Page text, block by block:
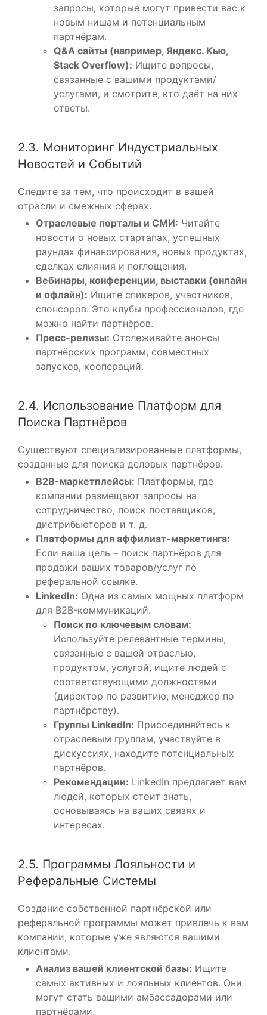
запросы, которые могут привести вас к
новым нишам и потенциальным
партнёрам.
Q&A сайты (например, Яндекс. Кью,
Stack Overflow): Ищите вопросы,
связанные с вашими продуктами/
услугами, и смотрите, кто даёт на них
ответы.
2.3. Мониторинг Индустриальных
Новостей и Событий
Следите за тем, что происходит в вашей
отрасли и смежных сферах.
Отраслевые порталы и СМИ: Читайте
новости о новых стартапах, успешных
раундах финансирования, новых продуктах,
сделках слияния и поглощения.
Вебинары, конференции, выставки (онлайн
и офлайн): Ищите спикеров, участников,
спонсоров. Это клубы профессионалов, где
можно найти партнёров.
Пресс-релизы: Отслеживайте анонсы
партнёрских программ, совместных
запусков, коопераций.
2.4. Использование Платформ для
Поиска Партнёров
Существуют специализированные платформы,
созданные для поиска деловых партнёров.
B2B-маркетплейсы: Платформы, где
компании размещают запросы на
сотрудничество, поиск поставщиков,
дистрибьюторов и т. д.
Платформы для аффилиат-маркетинга:
Если ваша цель – поиск партнёров для
продажи ваших товаров/услуг по
реферальной ссылке.
LinkedIn: Одна из самых мощных платформ
для B2B-коммуникаций.
Поиск по ключевым словам:
Используйте релевантные термины,
связанные с вашей отраслью,
продуктом, услугой, ищите людей с
соответствующими должностями
(директор по развитию, менеджер по
партнёрству).
Группы LinkedIn: Присоединяйтесь к
отраслевым группам, участвуйте в
дискуссиях, находите потенциальных
партнёров.
Рекомендации: LinkedIn предлагает вам
людей, которых стоит знать,
основываясь на ваших связях и
интересах.
2.5. Программы Лояльности и
Реферальные Системы
Создание собственной партнёрской или
реферальной программы может привлечь к вам
компании, которые уже являются вашими
клиентами.
Анализ вашей клиентской базы: Ищите
самых активных и лояльных клиентов. Они
могут стать вашими амбассадорами или
партнёрами.